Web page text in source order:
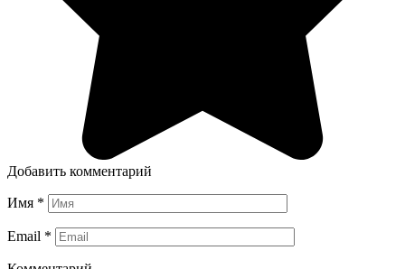
Добавить комментарий
Имя *
Email *